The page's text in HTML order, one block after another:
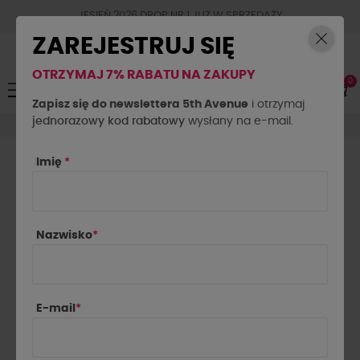
JESIEŃ 2026 DROP NR.1 JUZ W SPRZEDAŻY
Toggle
navigation
☰ 0
Spodenki Spodenki jeansowe
ZAREJESTRUJ SIĘ
OTRZYMAJ 7% RABATU NA ZAKUPY
Zapisz się do newslettera 5th Avenue i otrzymaj
jednorazowy kod rabatowy wysłany na e-mail.
Imię *
Nazwisko*
E-mail *